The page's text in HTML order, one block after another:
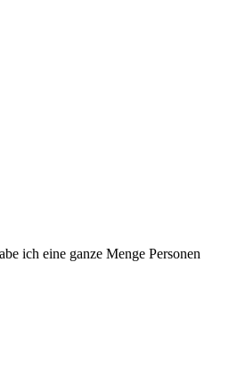
ich eine ganze Menge Personen